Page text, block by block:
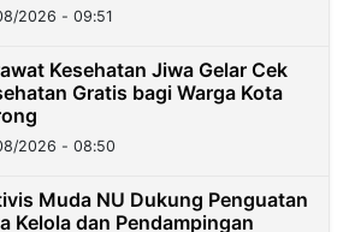
2026 - 09:51
Kesehatan Jiwa Gelar Cek
Gratis bagi Warga Kota
2026 - 08:50
Muda NU Dukung Penguatan
Kelola dan Pendampingan